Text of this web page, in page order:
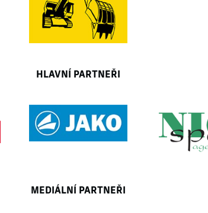
HLAVNÍ PARTNEŘI
MEDIÁLNÍ PARTNEŘI